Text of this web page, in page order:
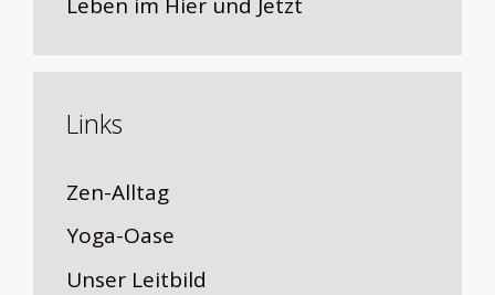
Links
Zen-Alltag
Yoga-Oase
Unser Leitbild